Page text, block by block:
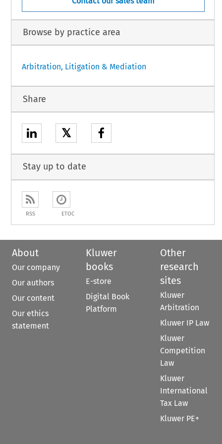
Browse by practice area
Arbitration, Litigation & Mediation
Share
𝕏
Stay up to date
RSS ETOC
About
Our company
Our authors
Our content
Our ethics
statement
Kluwer
books
E-store
Digital Book
Platform
Other
research
sites
Kluwer
Arbitration
Kluwer IP Law
Kluwer
Competition
Law
Kluwer
International
Tax Law
Kluwer PE+